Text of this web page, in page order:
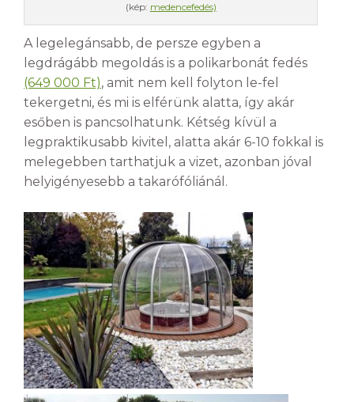
(kép: medencefedés)
A legelegánsabb, de persze egyben a
legdrágább megoldás is a polikarbonát fedés
(649 000 Ft), amit nem kell folyton le-fel
tekergetni, és mi is elférünk alatta, így akár
esőben is pancsolhatunk. Kétség kívül a
legpraktikusabb kivitel, alatta akár 6-10 fokkal is
melegebben tarthatjuk a vizet, azonban jóval
helyigényesebb a takarófóliánál.